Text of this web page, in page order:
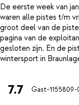
De eerste week van
waren alle pistes t/m
groot deel van de
pagina van de
gesloten zijn. En de
7.7 Gast-1155809-